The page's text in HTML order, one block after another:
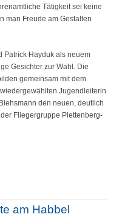
Tätigkeit sei keine
man Freude am Gestalten
Patrick Hayduk als neuem
Gesichter zur Wahl. Die
gemeinsam mit dem
Jugendleiterin
den neuen, deutlich
Fliegergruppe Plettenberg-
am Habbel